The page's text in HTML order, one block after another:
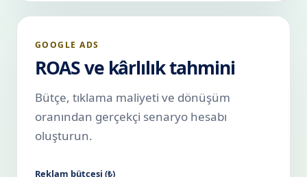
GOOGLE ADS
ROAS ve kârlılık tahmini
Bütçe, tıklama maliyeti ve dönüşüm
oranından gerçekçi senaryo hesabı
oluşturun.
Reklam bütçesi (₺)